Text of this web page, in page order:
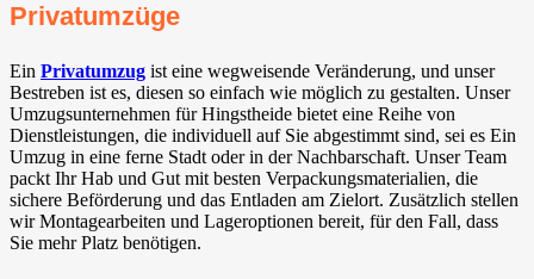
Privatumzüge
Ein Privatumzug ist eine wegweisende Veränderung, und unser
Bestreben ist es, diesen so einfach wie möglich zu gestalten. Unser
Umzugsunternehmen für Hingstheide bietet eine Reihe von
Dienstleistungen, die individuell auf Sie abgestimmt sind, sei es Ein
Umzug in eine ferne Stadt oder in der Nachbarschaft. Unser Team
packt Ihr Hab und Gut mit besten Verpackungsmaterialien, die
sichere Beförderung und das Entladen am Zielort. Zusätzlich stellen
wir Montagearbeiten und Lageroptionen bereit, für den Fall, dass
Sie mehr Platz benötigen.